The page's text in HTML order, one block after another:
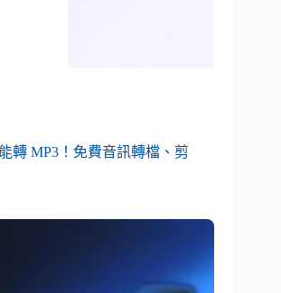
轉 MP3！免費音訊轉檔、剪